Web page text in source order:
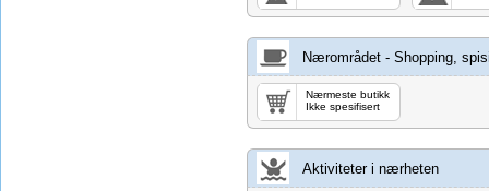
Nærområdet - Shopping,
Nærmeste butikk
Ikke spesifisert
Aktiviteter i nærheten